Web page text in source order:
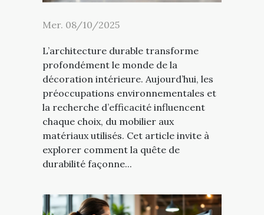
Mer. 08/10/2025
L’architecture durable transforme
profondément le monde de la
décoration intérieure. Aujourd’hui, les
préoccupations environnementales et
la recherche d’efficacité influencent
chaque choix, du mobilier aux
matériaux utilisés. Cet article invite à
explorer comment la quête de
durabilité façonne...